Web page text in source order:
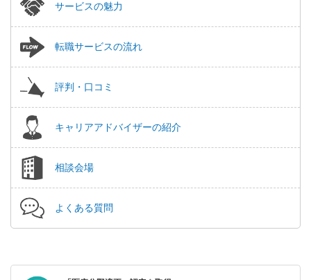
サービスの魅力
転職サービスの流れ
評判・口コミ
キャリアアドバイザーの紹介
相談会場
よくある質問